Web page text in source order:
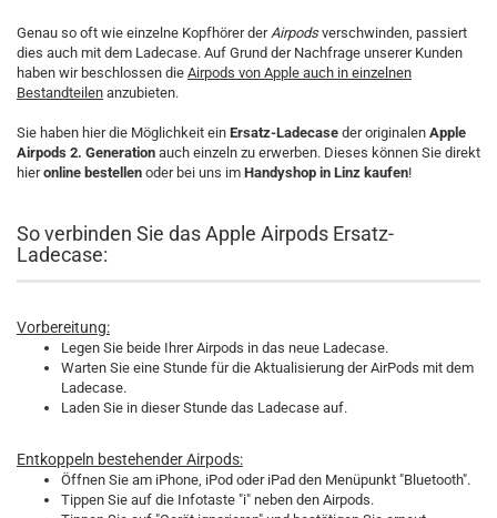
Genau so oft wie einzelne Kopfhörer derAirpodsverschwinden, passiert
dies auch mit dem Ladecase. Auf Grund der Nachfrage unserer Kunden
haben wir beschlossen die Airpods von Apple auch in einzelnen
Bestandteilen anzubieten.
Sie haben hier die Möglichkeit ein Ersatz-Ladecase der originalen Apple
Airpods 2. Generation auch einzeln zu erwerben. Dieses können Sie direkt
hieronline bestellen oder bei uns im Handyshop in Linz kaufen!
So verbinden Sie das Apple Airpods Ersatz-
Ladecase:
Vorbereitung:
Legen Sie beide Ihrer Airpods in das neue Ladecase.
Warten Sie eine Stunde für die Aktualisierung der AirPods mit dem
Ladecase.
Laden Sie in dieser Stunde das Ladecase auf.
Entkoppeln bestehender Airpods:
Öffnen Sie am iPhone, iPod oder iPad den Menüpunkt "Bluetooth".
Tippen Sie auf die Infotaste "i" neben den Airpods.